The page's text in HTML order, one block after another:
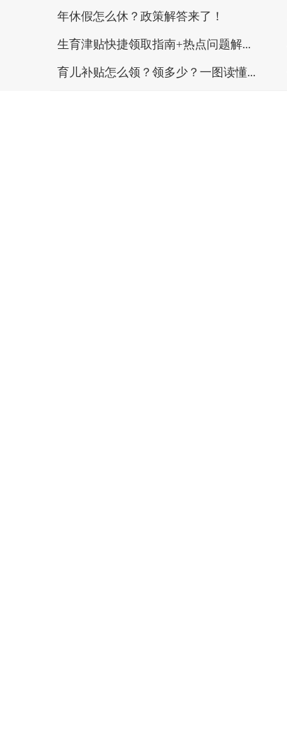
年休假怎么休？政策解答来了！
生育津贴快捷领取指南+热点问题解...
育儿补贴怎么领？领多少？一图读懂...